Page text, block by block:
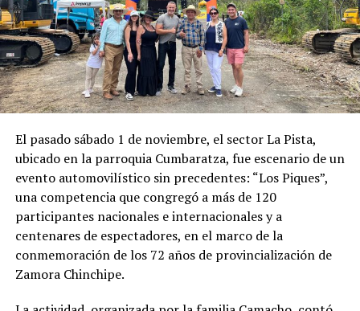
El pasado sábado 1 de noviembre, el sector La Pista,
ubicado en la parroquia Cumbaratza, fue escenario de un
evento automovilístico sin precedentes: “Los Piques”,
una competencia que congregó a más de 120
participantes nacionales e internacionales y a
centenares de espectadores, en el marco de la
conmemoración de los 72 años de provincialización de
Zamora Chinchipe.